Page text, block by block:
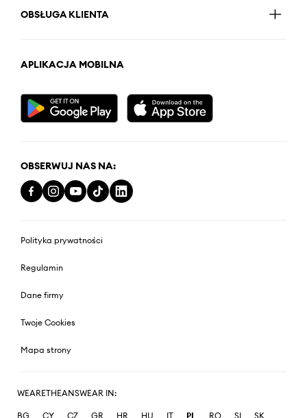
OBSŁUGA KLIENTA
APLIKACJA MOBILNA
OBSERWUJ NAS NA:
Polityka prywatności
Regulamin
Dane firmy
Twoje Cookies
Mapa strony
WEARETHEANSWEAR IN:
BG CY CZ GR HR HU IT PL RO SI SK